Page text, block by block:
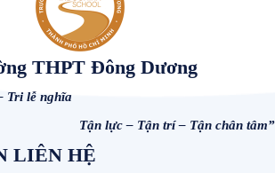
THPT Đông Dương
Tri lễ nghĩa
Tận lực – Tận trí – Tận chân tâm”
LIÊN HỆ